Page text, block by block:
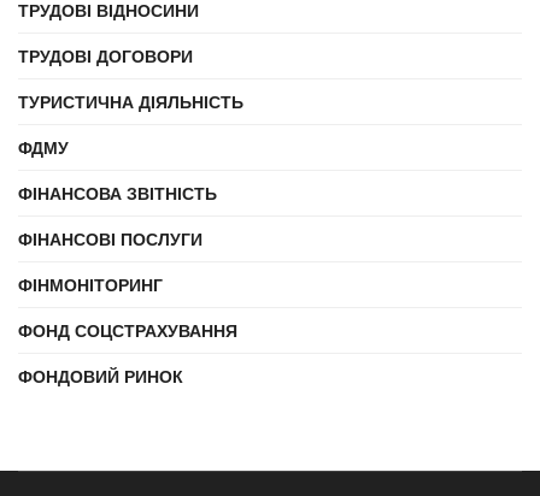
ТРУДОВІ ВІДНОСИНИ
ТРУДОВІ ДОГОВОРИ
ТУРИСТИЧНА ДІЯЛЬНІСТЬ
ФДМУ
ФІНАНСОВА ЗВІТНІСТЬ
ФІНАНСОВІ ПОСЛУГИ
ФІНМОНІТОРИНГ
ФОНД СОЦСТРАХУВАННЯ
ФОНДОВИЙ РИНОК